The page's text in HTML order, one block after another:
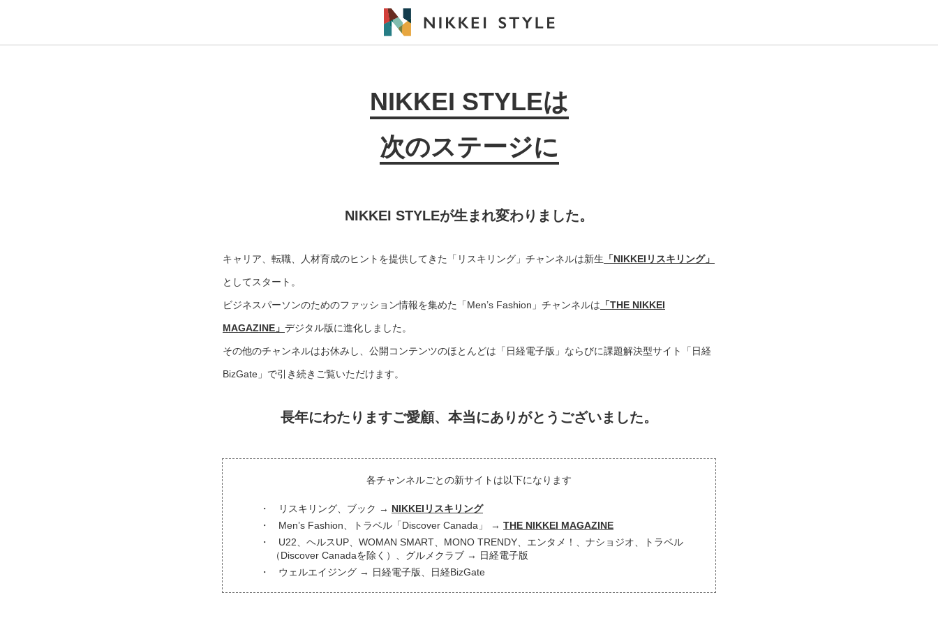
NIKKEI STYLEは
次のステージに
NIKKEI STYLEが生まれ変わりました。
キャリア、転職、人材育成のヒントを提供してきた「リスキリング」チャンネルは新生 「NIKKEIリスキリング」
としてスタート。
ビジネスパーソンのためのファッション情報を集めた「Men’s Fashion」チャンネルは 「THE NIKKEI
MAGAZINE」 デジタル版に進化しました。
その他のチャンネルはお休みし、公開コンテンツのほとんどは「日経電子版」ならびに課題解決型サイト「日経
BizGate」で引き続きご覧いただけます。
長年にわたりますご愛顧、 本当にありがとうございました。
各チャンネルごとの新サイトは以下になります
リスキリング、ブック
NIKKEIリスキリング
Men’s Fashion、トラベル「Discover Canada」
THE NIKKEI MAGAZINE
U22、ヘルスUP、WOMAN SMART、MONO TRENDY、エンタメ！、ナショジオ、トラベル
（Discover Canadaを除く）、グルメクラブ
日経電子版
ウェルエイジング
日経電子版、日経BizGate